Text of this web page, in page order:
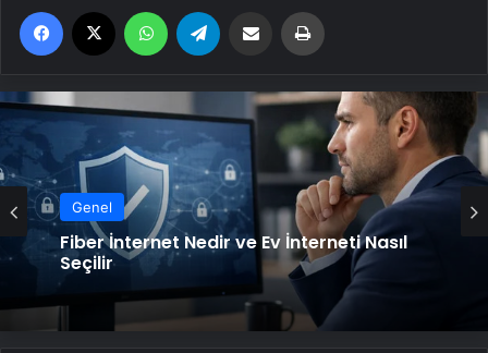
Facebook WhatsApp Email'den paylaş
Genel
Fiber İnternet Nedir ve Ev İnterneti Nasıl
Seçilir